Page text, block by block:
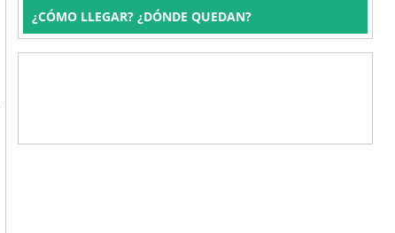
¿CÓMO LLEGAR? ¿DÓNDE QUEDAN?